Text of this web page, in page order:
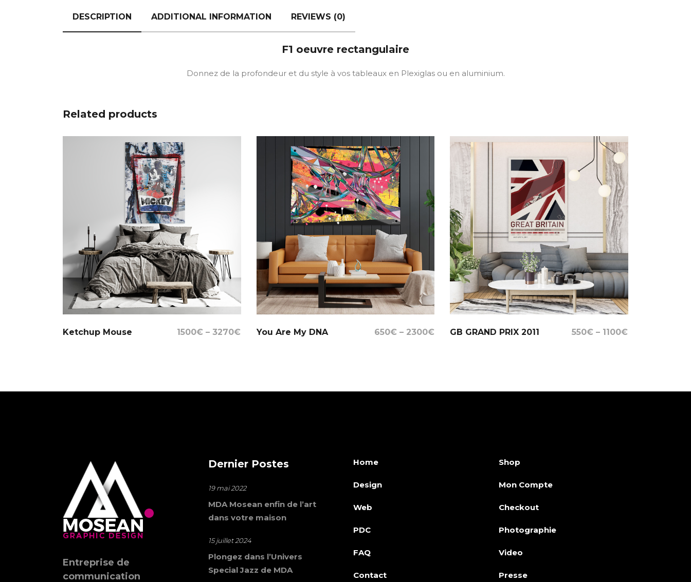
DESCRIPTION ADDITIONAL INFORMATION REVIEWS (0)
F1 oeuvre rectangulaire
Donnez de la profondeur et du style à vos tableaux en Plexiglas ou en aluminium.
Related products
Select Options
Ketchup Mouse 1500€ – 3270€ Select Options
You Are My DNA 650€ – 2300€ Select Options
GB GRAND PRIX 2011 550€ – 1100€
Entreprise de
communication
Dernier Postes
19 mai 2022
MDA Mosean enfin de l’art
dans votre maison
15 juillet 2024
Plongez dans l’Univers
Special Jazz de MDA
Home
Design
Web
PDC
FAQ
Contact
Shop
Mon Compte
Checkout
Photographie
Video
Presse